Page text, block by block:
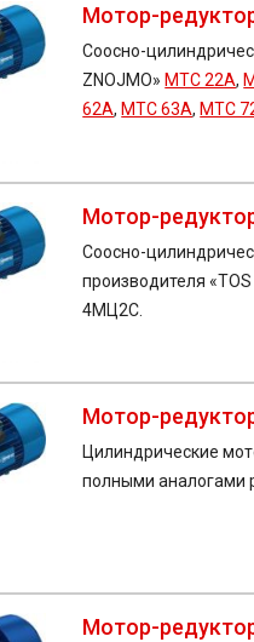
Мотор-
Соосно-
ZNOJMO» MTC 22A,
62A, MTC 63A, MTC
Мотор-
Соосно-
производителя
4МЦ2С.
Мотор-
Цилиндрические
полными аналогами
Мотор-